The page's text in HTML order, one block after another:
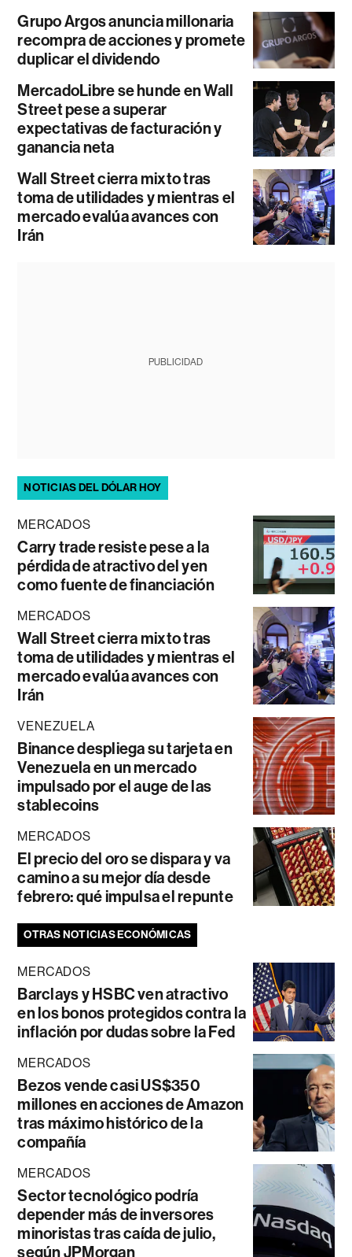
Grupo Argos anuncia millonaria
recompra de acciones y promete
duplicar el dividendo
MercadoLibre se hunde en Wall
Street pese a superar
expectativas de facturación y
ganancia neta
Wall Street cierra mixto tras
toma de utilidades y mientras el
mercado evalúa avances con
Irán
PUBLICIDAD
NOTICIAS DEL DÓLAR HOY
MERCADOS
Carry trade resiste pese a la
pérdida de atractivo del yen
como fuente de financiación
MERCADOS
Wall Street cierra mixto tras
toma de utilidades y mientras el
mercado evalúa avances con
Irán
VENEZUELA
Binance despliega su tarjeta en
Venezuela en un mercado
impulsado por el auge de las
stablecoins
MERCADOS
El precio del oro se dispara y va
camino a su mejor día desde
febrero: qué impulsa el repunte
OTRAS NOTICIAS ECONÓMICAS
MERCADOS
Barclays y HSBC ven atractivo
en los bonos protegidos contra la
inflación por dudas sobre la Fed
MERCADOS
Bezos vende casi US$350
millones en acciones de Amazon
tras máximo histórico de la
compañía
MERCADOS
Sector tecnológico podría
depender más de inversores
minoristas tras caída de julio,
según JPMorgan